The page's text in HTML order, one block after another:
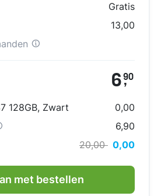
Gratis
13,00
6,
90
128GB, Zwart
0,00
6,90
20,00 0,00
met bestellen